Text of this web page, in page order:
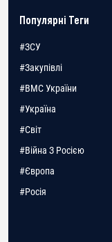
Популярні Теги
#ЗСУ
#Закупівлі
#ВМС України
#Україна
#Світ
#Війна З Росією
#Європа
#Росія